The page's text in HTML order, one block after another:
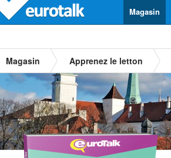
Magasin
Magasin Apprenez le letton